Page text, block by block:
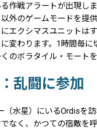
作戦アラートが出現し
外のゲームモードを提
エクシマスユニットは
変わります。1時間毎に
のボラタイル・モートを
乱闘に参加
（水星）にいるOrdisを
なく、かつての宿敵を呼